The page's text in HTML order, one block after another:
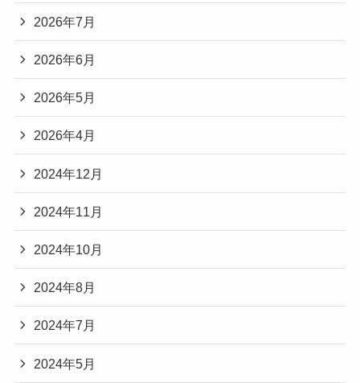
2026年7月
2026年6月
2026年5月
2026年4月
2024年12月
2024年11月
2024年10月
2024年8月
2024年7月
2024年5月